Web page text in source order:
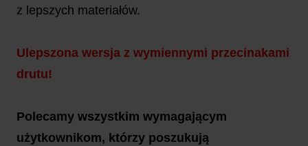
z lepszych materiałów.
Ulepszona wersja z wymiennymi przecinakami
drutu!
Polecamy wszystkim wymagającym
użytkownikom, którzy poszukują